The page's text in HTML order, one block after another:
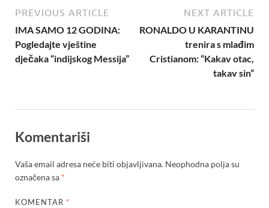
PREVIOUS ARTICLE
IMA SAMO 12 GODINA:
Pogledajte vještine
dječaka “indijskog Messija”
NEXT ARTICLE
RONALDO U KARANTINU
trenira s mlađim
Cristianom: “Kakav otac,
takav sin”
Komentariši
Vaša email adresa neće biti objavljivana. Neophodna polja su
označena sa *
KOMENTAR *